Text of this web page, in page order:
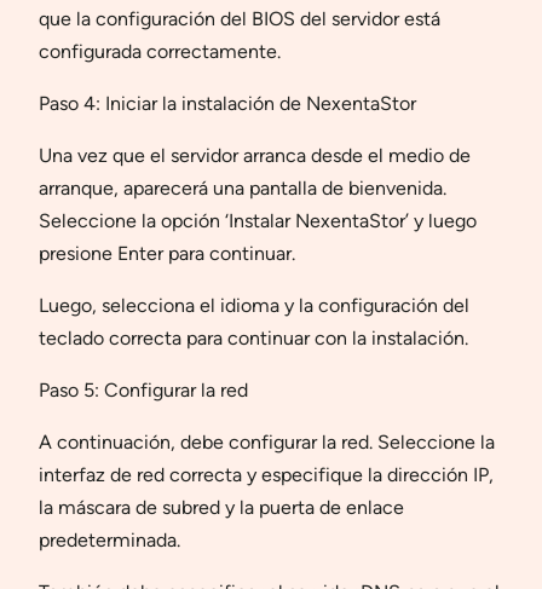
que la configuración del BIOS del servidor está
configurada correctamente.
Paso 4: Iniciar la instalación de NexentaStor
Una vez que el servidor arranca desde el medio de
arranque, aparecerá una pantalla de bienvenida.
Seleccione la opción ‘Instalar NexentaStor’ y luego
presione Enter para continuar.
Luego, selecciona el idioma y la configuración del
teclado correcta para continuar con la instalación.
Paso 5: Configurar la red
A continuación, debe configurar la red. Seleccione la
interfaz de red correcta y especifique la dirección IP,
la máscara de subred y la puerta de enlace
predeterminada.